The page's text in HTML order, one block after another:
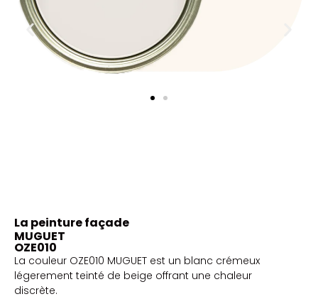
La peinture façade
MUGUET
OZE010
La couleur OZE010 MUGUET est un blanc crémeux
légerement teinté de beige offrant une chaleur
discrète.